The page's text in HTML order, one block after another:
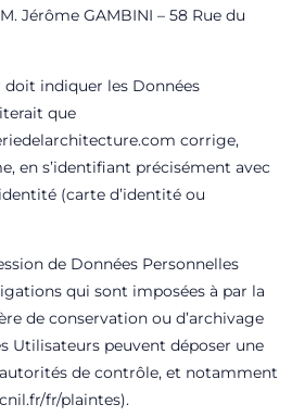
Jérôme GAMBINI – 58 Rue du
doit indiquer les Données
que
corrige,
en s’identifiant précisément avec
(carte d’identité ou
de Données Personnelles
qui sont imposées à par la
de conservation ou d’archivage
Utilisateurs peuvent déposer une
de contrôle, et notamment
fr/plaintes).